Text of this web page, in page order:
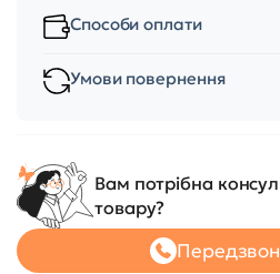
Способи оплати
Умови повернення
Вам потрібна
товару?